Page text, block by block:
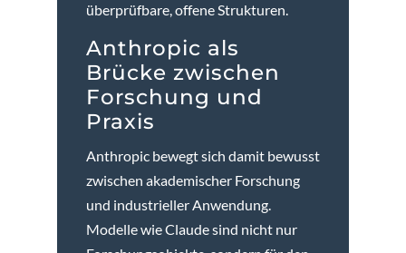
überprüfbare, offene Strukturen.
Anthropic als
Brücke zwischen
Forschung und
Praxis
Anthropic bewegt sich damit bewusst
zwischen akademischer Forschung
und industrieller Anwendung.
Modelle wie Claude sind nicht nur